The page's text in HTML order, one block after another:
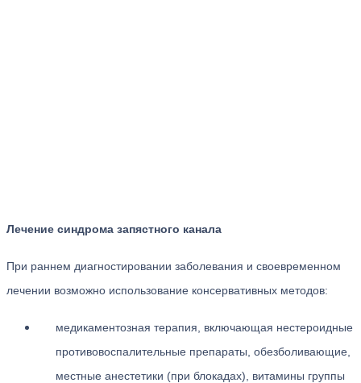
Лечение синдрома запястного канала
При раннем диагностировании заболевания и своевременном
лечении возможно использование консервативных методов:
медикаментозная терапия, включающая нестероидные
противовоспалительные препараты, обезболивающие,
местные анестетики (при блокадах), витамины группы